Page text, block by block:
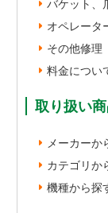
オペレータ
その他修理
料金につい
取り扱い
メーカーか
カテゴリか
機種から探